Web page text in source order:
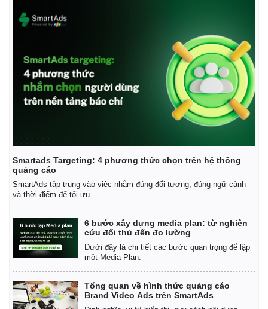
Smartads Targeting: 4 phương thức chọn trên hệ thống
quảng cáo
SmartAds tập trung vào việc nhắm đúng đối tượng, đúng ngữ cảnh
và thời điểm để tối ưu.
6 bước xây dựng media plan: từ nghiên
cứu đối thủ đến đo lường
Dưới đây là chi tiết các bước quan trọng để lập
một Media Plan.
Tổng quan về hình thức quảng cáo
Brand Video Ads trên SmartAds